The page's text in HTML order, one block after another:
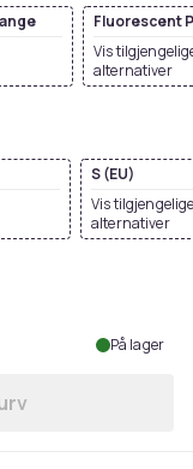
Fluorescent
Vis
alternativer
S (EU)
Vis
alternativer
På lager
Proact